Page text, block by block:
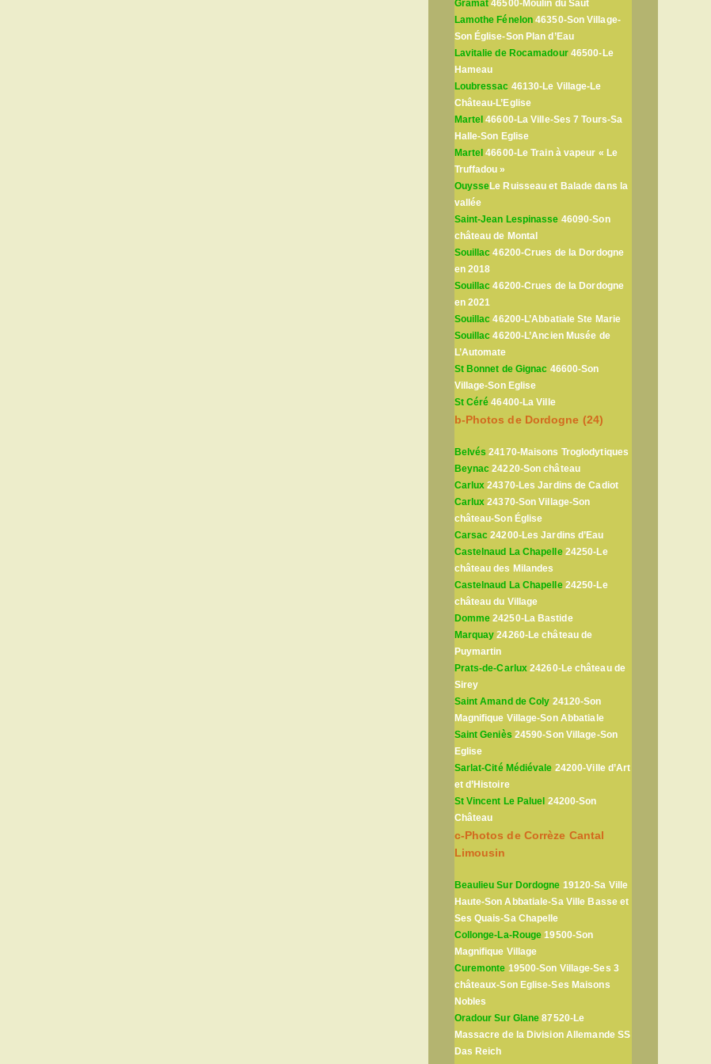
Gramat 46500-Moulin du Saut
Lamothe Fénelon 46350-Son Village-
Son Église-Son Plan d’Eau
Lavitalie de Rocamadour46500-Le
Hameau
Loubressac 46130-Le Village-Le
Château-L’Eglise
Martel 46600-La Ville-Ses 7 Tours-Sa
Halle-Son Eglise
Martel 46600-Le Train à vapeur « Le
Truffadou »
OuysseLe Ruisseau et Balade dans la
vallée
Saint-Jean Lespinasse 46090-Son
château de Montal
Souillac 46200-Crues de la Dordogne
en 2018
Souillac 46200-Crues de la Dordogne
en 2021
Souillac 46200-L’Abbatiale Ste Marie
Souillac 46200-L’Ancien Musée de
L’Automate
St Bonnet de Gignac 46600-Son
Village-Son Eglise
St Céré 46400-La Ville
b-Photos de Dordogne (24)
Belvés 24170-Maisons Troglodytiques
Beynac 24220-Son château
Carlux 24370-Les Jardins de Cadiot
Carlux 24370-Son Village-Son
château-Son Église
Carsac 24200-Les Jardins d’Eau
Castelnaud La Chapelle24250-Le
château des Milandes
Castelnaud La Chapelle24250-Le
château du Village
Domme 24250-La Bastide
Marquay 24260-Le château de
Puymartin
Prats-de-Carlux 24260-Le château de
Sirey
Saint Amand de Coly 24120-Son
Magnifique Village-Son Abbatiale
Saint Geniès 24590-Son Village-Son
Eglise
Sarlat-Cité Médiévale 24200-Ville d’Art
et d’Histoire
St Vincent Le Paluel 24200-Son
Château
c-Photos de Corrèze Cantal
Limousin
Beaulieu Sur Dordogne 19120-Sa Ville
Haute-Son Abbatiale-Sa Ville Basse et
Ses Quais-Sa Chapelle
Collonge-La-Rouge 19500-Son
Magnifique Village
Curemonte 19500-Son Village-Ses 3
châteaux-Son Eglise-Ses Maisons
Nobles
Oradour Sur Glane 87520-Le
Massacre de la Division Allemande SS
Das Reich